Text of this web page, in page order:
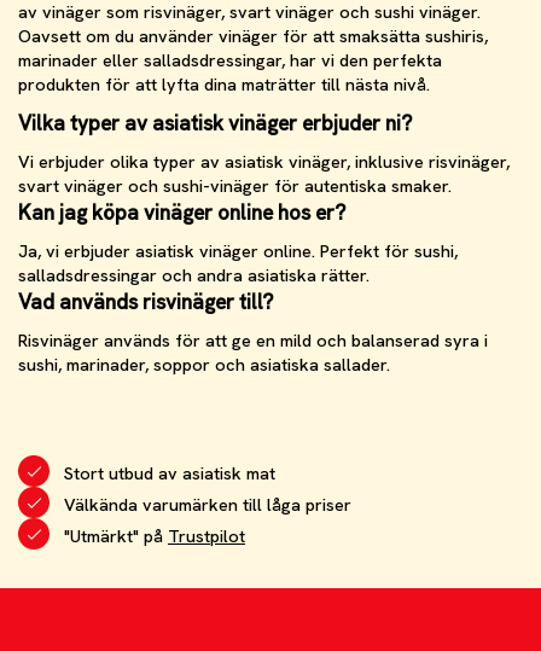
av vinäger som risvinäger, svart vinäger och sushi vinäger.
Oavsett om du använder vinäger för att smaksätta sushiris,
marinader eller salladsdressingar, har vi den perfekta
produkten för att lyfta dina maträtter till nästa nivå.
Vilka typer av asiatisk vinäger erbjuder ni?
Vi erbjuder olika typer av asiatisk vinäger, inklusive risvinäger,
svart vinäger och sushi-vinäger för autentiska smaker.
Kan jag köpa vinäger online hos er?
Ja, vi erbjuder asiatisk vinäger online. Perfekt för sushi,
salladsdressingar och andra asiatiska rätter.
Vad används risvinäger till?
Risvinäger används för att ge en mild och balanserad syra i
sushi, marinader, soppor och asiatiska sallader.
Stort utbud av asiatisk mat
Välkända varumärken till låga priser
"Utmärkt" på Trustpilot